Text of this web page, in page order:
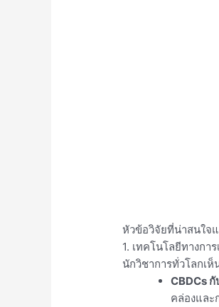
หัวข้อวิจัยที่น่าสนใจ
1. เทคโนโลยีทางกา
นักวิชาการทั่วโลกเ
CBDCs กั
คล่องแล